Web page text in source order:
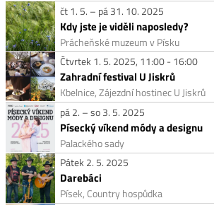
čt 1. 5. – pá 31. 10. 2025
Kdy jste je viděli naposledy?
Prácheňské muzeum v Písku
Čtvrtek 1. 5. 2025, 11:00 - 16:00
Zahradní festival U Jiskrů
Kbelnice, Zájezdní hostinec U Jiskrů
pá 2. – so 3. 5. 2025
Písecký víkend módy a designu
Palackého sady
Pátek 2. 5. 2025
Darebáci
Písek, Country hospůdka